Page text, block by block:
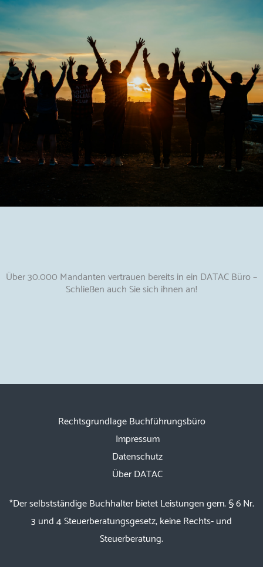
Über 30.000 Mandanten vertrauen bereits in ein DATAC Büro –
Schließen auch Sie sich ihnen an!
Rechtsgrundlage Buchführungsbüro
Impressum
Datenschutz
Über DATAC
*Der selbstständige Buchhalter bietet Leistungen gem. § 6 Nr.
3 und 4 Steuerberatungsgesetz, keine Rechts- und
Steuerberatung.